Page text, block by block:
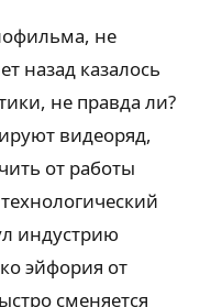
не
назад казалось
не правда ли?
видеоряд,
от работы
индустрию
эйфория от
сменяется